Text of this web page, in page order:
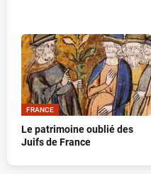
FRANCE
Le patrimoine oublié des
Juifs de France